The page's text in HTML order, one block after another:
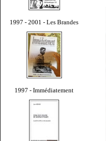
1997 - 2001 - Les Brandes
1997 - Immédiatement